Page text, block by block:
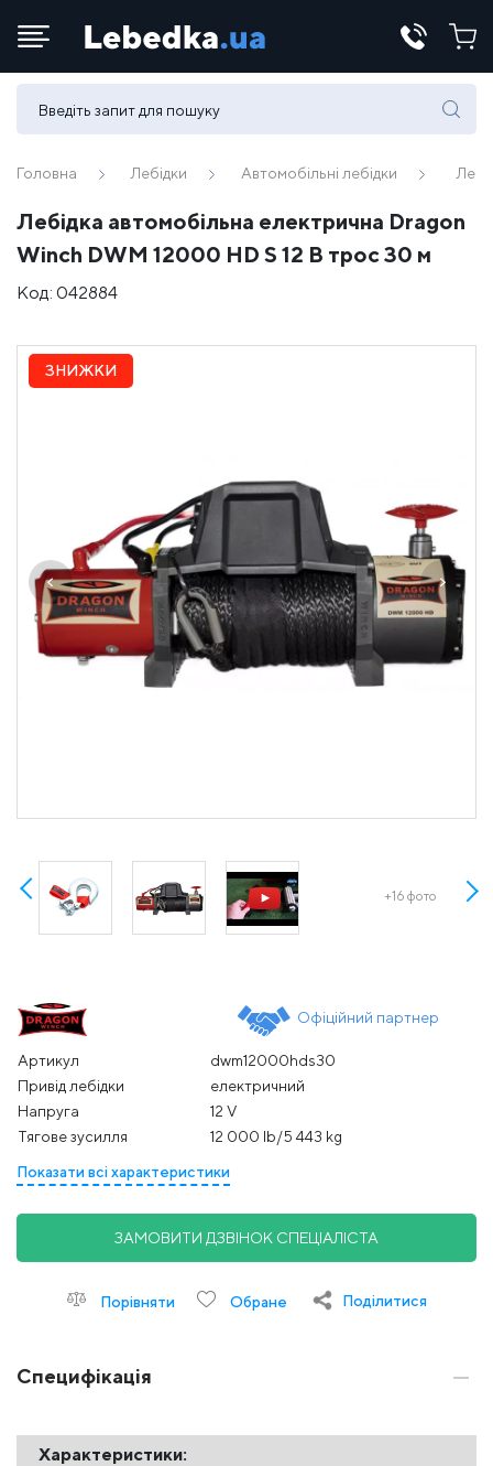
Телефони:
(067) 430 82-15
Головна Лебідки Автомобільні лебідки
Лебідка автомобільна електрична Dragon
Winch DWM 12000 HD S 12 В трос 30 м
Код: 042884
+16 фото
ЗНИЖКИ
Офіційний партнер
Артикул
dwm12000hds30
Привід лебідки
електричний
Напруга
12 V
Тягове зусилля
12 000 Ib/5 443 kg
Показати всі характеристики
ЗАМОВИТИ ДЗВІНОК СПЕЦІАЛІСТА
Порівняти Обране Поділитися
Специфікація
Характеристики: